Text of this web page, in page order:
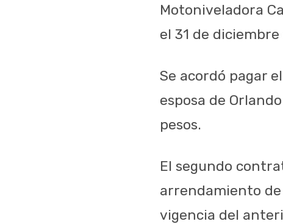
Motoniveladora
el 31 de diciembre
Se acordó pagar
esposa de
pesos.
El segundo
arrendamiento de
vigencia del